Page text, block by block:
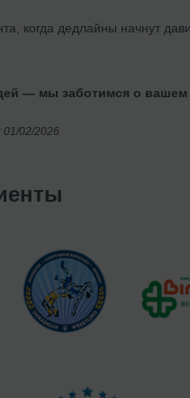
когда дедлайны начнут
— мы заботимся о вашем
02/2026